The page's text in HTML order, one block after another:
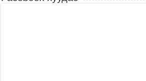
2026 оны 8 сар 6 / 9 цаг 25 минут